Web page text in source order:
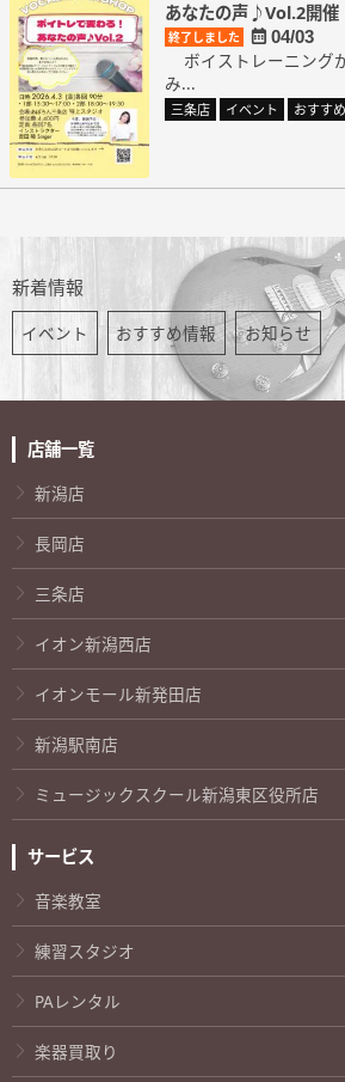
あなたの声♪Vol.2開催
終了しました 04/03
ボイストレーニング
み...
三条店 イベント おすす
新着情報
イベント おすすめ情報 お知らせ
店舗一覧
新潟店
長岡店
三条店
イオン新潟西店
イオンモール新発田店
新潟駅南店
ミュージックスクール新潟東区役所店
サービス
音楽教室
練習スタジオ
PAレンタル
楽器買取り